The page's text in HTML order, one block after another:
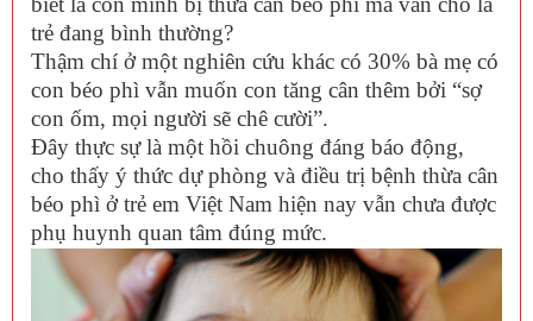
trẻ đang bình thường?
Thậm chí ở một nghiên cứu khác có 30% bà mẹ có
con béo phì vẫn muốn con tăng cân thêm bởi “sợ
con ốm, mọi người sẽ chê cười”.
Đây thực sự là một hồi chuông đáng báo động,
cho thấy ý thức dự phòng và điều trị bệnh thừa cân
béo phì ở trẻ em Việt Nam hiện nay vẫn chưa được
phụ huynh quan tâm đúng mức.